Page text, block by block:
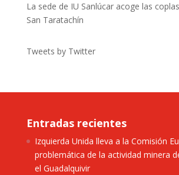
La sede de IU Sanlúcar acoge las
San Taratachín
Tweets by Twitter
Entradas recientes
Izquierda Unida lleva a la Comisión
problemática de la actividad minera
el Guadalquivir